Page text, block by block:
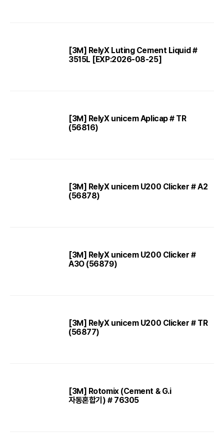
[3M] RelyX Luting Cement Liquid #
3515L [EXP:2026-08-25]
[3M] RelyX unicem Aplicap # TR
(56816)
[3M] RelyX unicem U200 Clicker # A2
(56878)
[3M] RelyX unicem U200 Clicker #
A3O (56879)
[3M] RelyX unicem U200 Clicker # TR
(56877)
[3M] Rotomix (Cement & G.i
자동혼합기) # 76305